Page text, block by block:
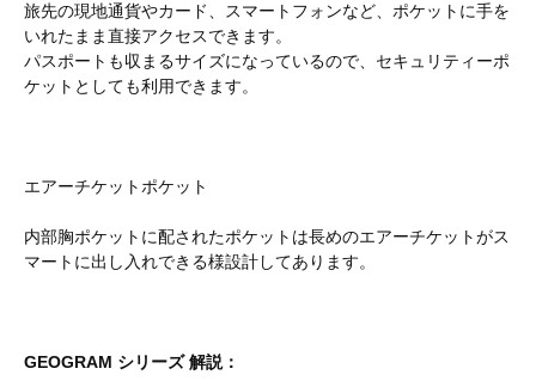
旅先の現地通貨やカード、スマートフォンなど、ポケットに手を
いれたまま直接アクセスできます。
パスポートも収まるサイズになっているので、セキュリティーポ
ケットとしても利用できます。
エアーチケットポケット
内部胸ポケットに配されたポケットは長めのエアーチケットがス
マートに出し入れできる様設計してあります。
GEOGRAM シリーズ 解説：